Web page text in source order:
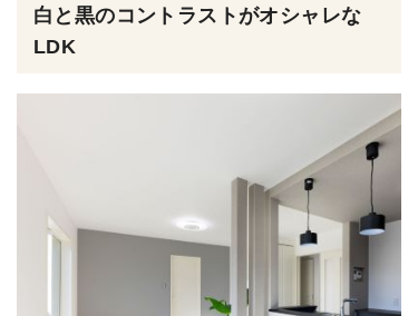
白と黒のコントラストがオシャレな
LDK